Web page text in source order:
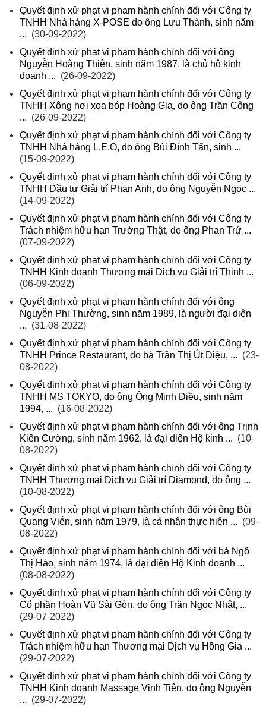
Quyết định xử phạt vi phạm hành chính đối với Công ty
TNHH Nhà hàng X-POSE do ông Lưu Thành, sinh năm
... (30-09-2022)
Quyết định xử phạt vi phạm hành chính đối với ông
Nguyễn Hoàng Thiện, sinh năm 1987, là chủ hộ kinh
doanh ... (26-09-2022)
Quyết định xử phạt vi phạm hành chính đối với Công ty
TNHH Xông hơi xoa bóp Hoàng Gia, do ông Trần Công
... (26-09-2022)
Quyết định xử phạt vi phạm hành chính đối với Công ty
TNHH Nhà hàng L.E.O, do ông Bùi Đình Tấn, sinh ...
(15-09-2022)
Quyết định xử phạt vi phạm hành chính đối với Công ty
TNHH Đầu tư Giải trí Phan Anh, do ông Nguyễn Ngọc ...
(14-09-2022)
Quyết định xử phạt vi phạm hành chính đối với Công ty
Trách nhiệm hữu hạn Trường Thật, do ông Phan Trứ ...
(07-09-2022)
Quyết định xử phạt vi phạm hành chính đối với Công ty
TNHH Kinh doanh Thương mại Dịch vụ Giải trí Thịnh ...
(06-09-2022)
Quyết định xử phạt vi phạm hành chính đối với ông
Nguyễn Phi Thường, sinh năm 1989, là người đại diện
... (31-08-2022)
Quyết định xử phạt vi phạm hành chính đối với Công ty
TNHH Prince Restaurant, do bà Trần Thị Út Diệu, ... (23-
08-2022)
Quyết định xử phạt vi phạm hành chính đối với Công ty
TNHH MS TOKYO, do ông Ông Minh Điều, sinh năm
1994, ... (16-08-2022)
Quyết định xử phạt vi phạm hành chính đối với ông Trịnh
Kiên Cường, sinh năm 1962, là đại diện Hộ kinh ... (10-
08-2022)
Quyết định xử phạt vi phạm hành chính đối với Công ty
TNHH Thương mại Dịch vụ Giải trí Diamond, do ông ...
(10-08-2022)
Quyết định xử phạt vi phạm hành chính đối với ông Bùi
Quang Viễn, sinh năm 1979, là cá nhân thực hiện ... (09-
08-2022)
Quyết định xử phạt vi phạm hành chính đối với bà Ngô
Thị Hảo, sinh năm 1974, là đại diện Hộ Kinh doanh ...
(08-08-2022)
Quyết định xử phạt vi phạm hành chính đối với Công ty
Cổ phần Hoàn Vũ Sài Gòn, do ông Trần Ngọc Nhật, ...
(29-07-2022)
Quyết định xử phạt vi phạm hành chính đối với Công ty
Trách nhiệm hữu hạn Thương mại Dịch vụ Hồng Gia ...
(29-07-2022)
Quyết định xử phạt vi phạm hành chính đối với Công ty
TNHH Kinh doanh Massage Vinh Tiên, do ông Nguyễn
... (29-07-2022)